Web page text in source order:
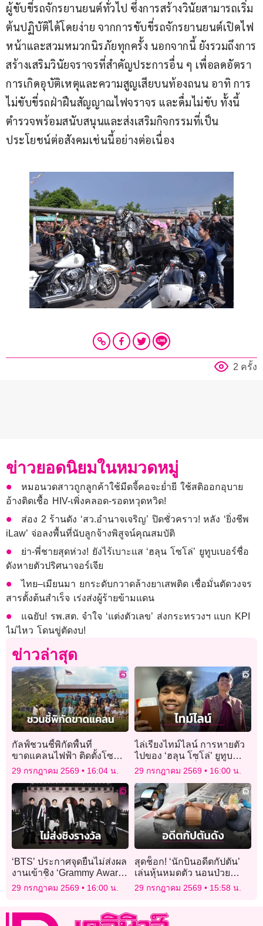
ผู้ขับขี่รถจักรยานยนต์ทั่วไป ซึ่งการสร้างวินัยสามารถเริ่ม
ต้นปฏิบัติได้โดยง่าย จากการขับขี่รถจักรยานยนต์เปิดไฟ
หน้าและสวมหมวกนิรภัยทุกครั้ง นอกจากนี้ ยังรวมถึงการ
สร้างเสริมวินัยจราจรที่สำคัญประการอื่น ๆ เพื่อลดอัตรา
การเกิดอุบัติเหตุและความสูญเสียบนท้องถนน อาทิ การ
ไม่ขับขี่รถฝ่าฝืนสัญญาณไฟจราจร และดื่มไม่ขับ ทั้งนี้
ตำรวจพร้อมสนับสนุนและส่งเสริมกิจกรรมที่เป็น
ประโยชน์ต่อสังคมเช่นนี้อย่างต่อเนื่อง
2 ครั้ง
ข่าวยอดนิยมในหมวดหมู่
หมอนวดสาวถูกลูกค้าใช้มีดจี้คอจะย่ำยี ใช้สติออกอุบาย
อ้างติดเชื้อ HIV-เพิ่งคลอด-รอดหวุดหวิด!
ส่อง 2 ร้านดัง ‘สว.อำนาจเจริญ’ ปิดชั่วคราว! หลัง ‘ยิ่งชีพ
iLaw’ จ่อลงพื้นที่นับลูกจ้างพิสูจน์คุณสมบัติ
ย่า-พี่ชายสุดห่วง! ยังไร้เบาะแส ‘ฮลุน โซโล่’ ยูทูบเบอร์ชื่อ
ดังหายตัวปริศนาจอร์เจีย
ไทย–เมียนมา ยกระดับกวาดล้างยาเสพติด เชื่อมั่นตัดวงจร
สารตั้งต้นสำเร็จ เร่งส่งผู้ร้ายข้ามแดน
แฉยับ! รพ.สต. จำใจ ‘แต่งตัวเลข’ ส่งกระทรวงฯ แบก KPI
ไม่ไหว โดนขู่ตัดงบ!
ข่าวล่าสุด
กัลฟ์ชวนชี้พิกัดพื้นที่
ขาดแคลนไฟฟ้า ติดตั้งโซ
ลาร์เซลล์ให้ฟรี
29 กรกฎาคม 2569 16:04 น.
ไล่เรียงไทม์ไลน์ การหายตัว
ไปของ ‘ฮลุน โซโล่’ ยูทูบ
เบอร์สายท่องเที่ยว
29 กรกฎาคม 2569 16:00 น.
‘BTS’ ประกาศจุดยืนไม่ส่งผล
งานเข้าชิง ‘Grammy Awards
2027’ เชื่อดนตรีไม่ถูกแบ่ง
แยกด้วยภูมิภาค-ภาษา
29 กรกฎาคม 2569 16:00 น.
สุดช็อก! ‘นักบินอดีตกัปตัน’
เล่นหุ้นหมดตัว นอนป่วย
เร่ร่อนใต้สะพานรถไฟฟ้า
29 กรกฎาคม 2569 15:58 น.